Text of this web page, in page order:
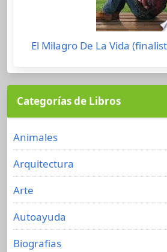
El Milagro De La Vida
Categorías de Libros
Animales
Arquitectura
Arte
Autoayuda
Biografias